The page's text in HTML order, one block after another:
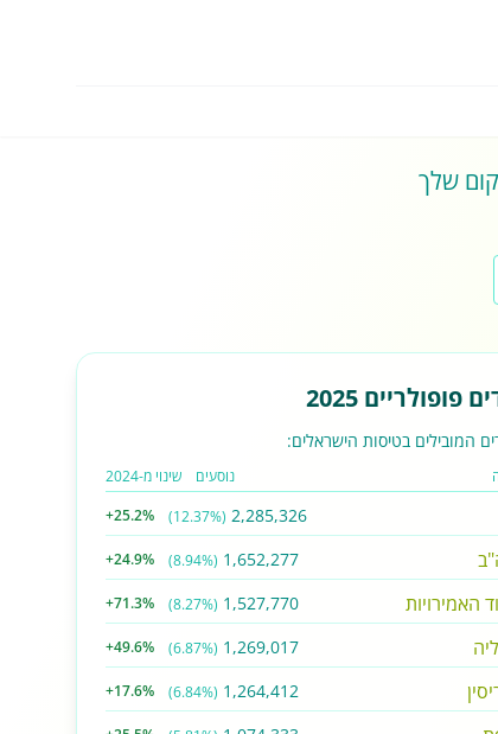
שלך
פופולריים 2025
המובילים בטיסות הישראלים:
נוסעים שינוי מ-2024
2,285,326
(12.37%)
+25.2%
1,652,277
(8.94%)
+24.9%
האמירויות 1,527,770
(8.27%)
+71.3%
1,269,017
(6.87%)
+49.6%
1,264,412
(6.84%)
+17.6%